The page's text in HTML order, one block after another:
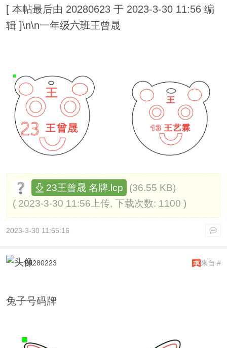
[ 本帖最后由 20280623 于 2023-3-30 11:56 编
辑 ]\n\n一年级六班王曾晟
23王曾晟 名牌.lcp
(36.55 KB)
( 2023-3-30 11:56上传, 下载次数: 1100 )
2023-3-30 11:55:16
来自 #
20280223
兔子号码牌